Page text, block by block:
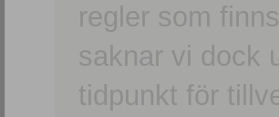
regler som
saknar vi dock
tidpunkt för